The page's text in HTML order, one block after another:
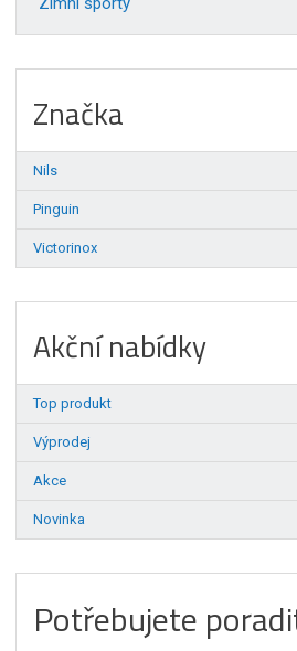
Značka
Nils
Pinguin
Victorinox
Akční nabídky
Top produkt
Výprodej
Akce
Novinka
Potřebujete